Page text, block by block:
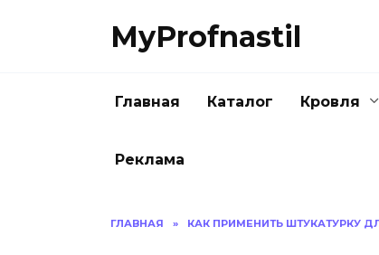
MyProfnastil
Главная Каталог Кровля
Реклама
ГЛАВНАЯ » КАК ПРИМЕНИТЬ ШТУКАТУРКУ